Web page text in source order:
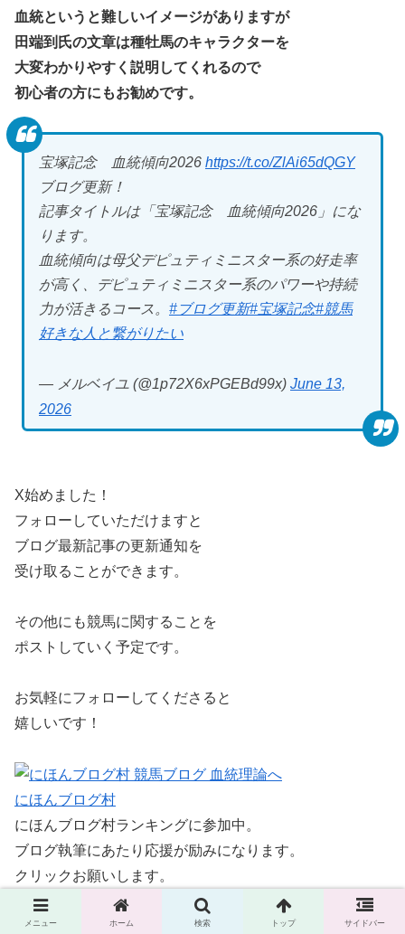
血統というと難しいイメージがありますが
田端到氏の文章は種牡馬のキャラクターを
大変わかりやすく説明してくれるので
初心者の方にもお勧めです。
宝塚記念 血統傾向2026 https://t.co/ZlAi65dQGY
ブログ更新！
記事タイトルは「宝塚記念 血統傾向2026」にな
ります。
血統傾向は母父デピュティミニスター系の好走率
が高く、デピュティミニスター系のパワーや持続
力が活きるコース。 #ブログ更新#宝塚記念#競馬
好きな人と繋がりたい
— メルベイユ (@1p72X6xPGEBd99x) June 13,
2026
X始めました！
フォローしていただけますと
ブログ最新記事の更新通知を
受け取ることができます。
その他にも競馬に関することを
ポストしていく予定です。
お気軽にフォローしてくださると
嬉しいです！
にほんブログ村
にほんブログ村ランキングに参加中。
ブログ執筆にあたり応援が励みになります。
クリックお願いします。
メニュー ホーム 検索 トップ サイドバー